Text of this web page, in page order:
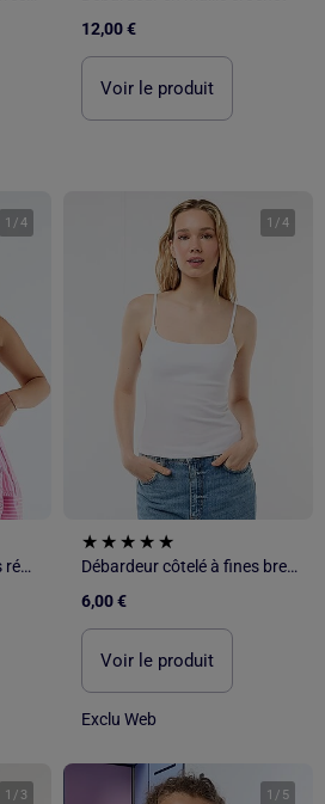
12,00 €
Voir le produit
1 /4
Débardeur fines bretelles réglables
1 /4
Débardeur côtelé à fines bretelles
6,00 €
Voir le produit
Exclu Web
1 / 3 1 / 5